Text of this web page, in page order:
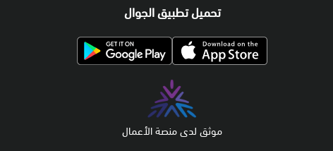
تحميل تطبيق الجوال
موثق لدى منصة الأعمال